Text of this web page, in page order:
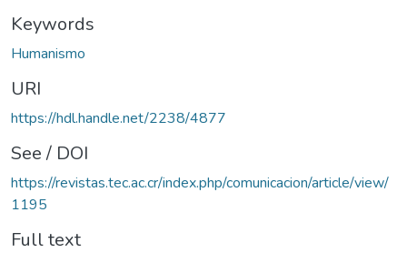
Keywords
Humanismo
URI
https://hdl.handle.net/2238/4877
See / DOI
https://revistas.tec.ac.cr/index.php/comunicacion/article/view/
1195
Full text